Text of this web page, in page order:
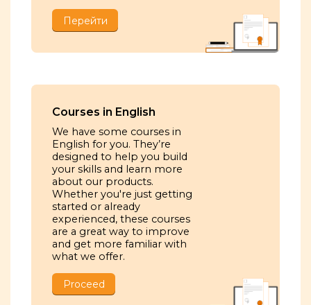
Перейти
Courses in English
We have some courses in
English for you. They’re
designed to help you build
your skills and learn more
about our products.
Whether you're just getting
started or already
experienced, these courses
are a great way to improve
and get more familiar with
what we offer.
Proceed